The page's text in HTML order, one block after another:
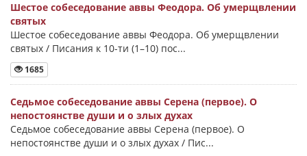
Шестое собеседование аввы Феодора. Об умерщвлении
святых
Шестое собеседование аввы Феодора. Об умерщвлении
святых / Писания к 10-ти (1–10) пос...
1685
Седьмое собеседование аввы Серена (первое). О
непостоянстве души и о злых духах
Седьмое собеседование аввы Серена (первое). О
непостоянстве души и о злых духах / Пис...